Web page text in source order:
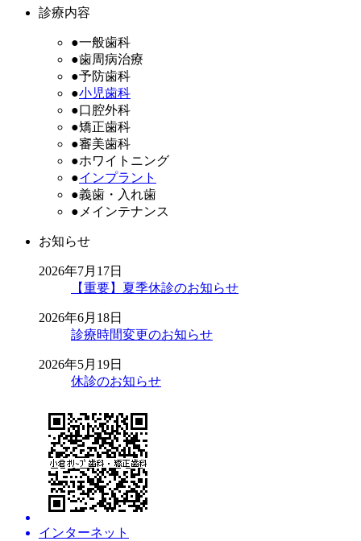
診療内容
●一般歯科
●歯周病治療
●予防歯科
●小児歯科
●口腔外科
●矯正歯科
●審美歯科
●ホワイトニング
●インプラント
●義歯・入れ歯
●メインテナンス
お知らせ
2026年7月17日
【重要】夏季休診のお知らせ
2026年6月18日
診療時間変更のお知らせ
2026年5月19日
休診のお知らせ
インターネット